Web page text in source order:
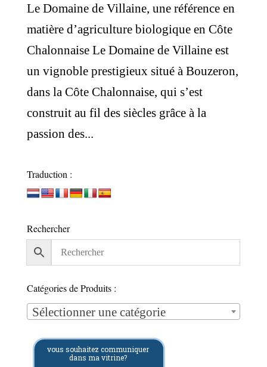
Le Domaine de Villaine, une référence en
matière d’agriculture biologique en Côte
Chalonnaise Le Domaine de Villaine est
un vignoble prestigieux situé à Bouzeron,
dans la Côte Chalonnaise, qui s’est
construit au fil des siècles grâce à la
passion des...
Traduction :
Rechercher
Catégories de Produits :
Sélectionner une catégorie
vous souhaitez communiquer
dans ma vitrine?